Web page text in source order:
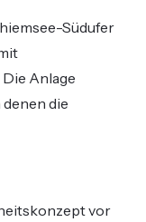
Südufer
Anlage
die
vor